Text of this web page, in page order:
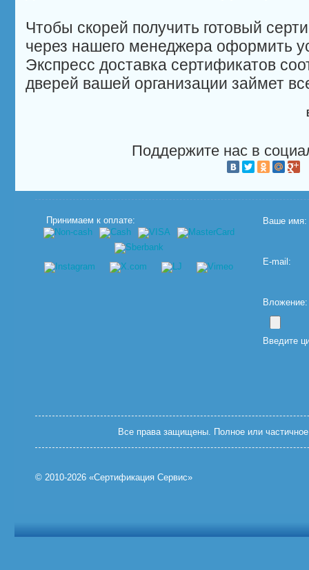
Чтобы скорей получить готовый
через нашего менеджера оформить
Экспресс доставка сертификатов
дверей вашей организации займет
Поддержите нас в
Принимаем к оплате: Ваше имя:
E-mail:
Введите
Все права защищены. Полное или частичное
© 2010-2026 «Сертификация Сервис»